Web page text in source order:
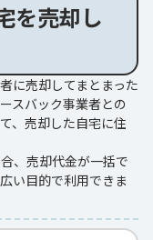
を売却し
に売却してまとまった
スバック事業者との
、売却した自宅に住
、売却代金が一括で
い目的で利用できま